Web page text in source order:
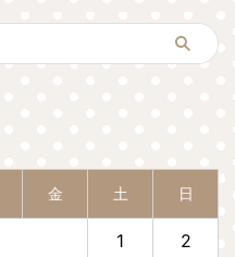
金 土 日
1 2